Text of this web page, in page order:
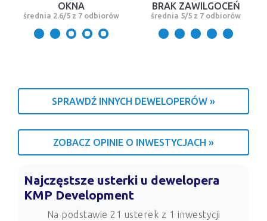
OKNA
średnia 2.6/5 z 7 odbiorów
BRAK ZAWILGOCEŃ
średnia 5/5 z 7 odbiorów
SPRAWDŹ INNYCH DEWELOPERÓW »
ZOBACZ OPINIE O INWESTYCJACH »
Najczęstsze usterki u dewelopera
KMP Development
Na podstawie 21 usterek z 1 inwestycji